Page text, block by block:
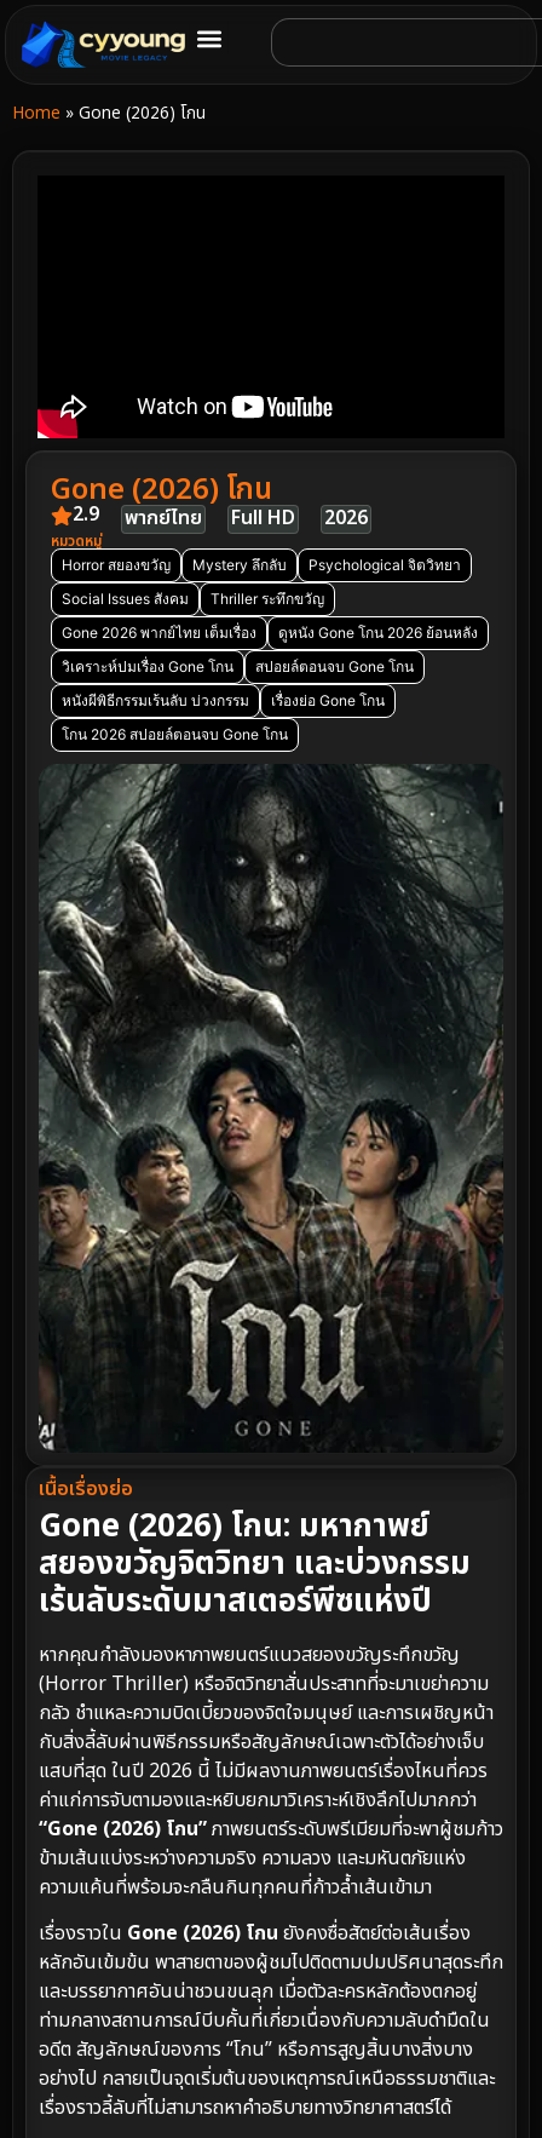
Home » Gone (2026) โกน
Gone (2026) โกน
2.9 พากย์ไทย Full HD 2026
หมวดหมู่
Horror สยองขวัญ Mystery ลึกลับ
Psychological จิตวิทยา
Social Issues สังคม
Thriller ระทึกขวัญ
Gone 2026 พากย์ไทย เต็มเรื่อง
ดูหนัง Gone โกน 2026 ย้อนหลัง
วิเคราะห์ปมเรื่อง Gone โกน
สปอยล์ตอนจบ Gone โกน
หนังผีพิธีกรรมเร้นลับ บ่วงกรรม
เรื่องย่อ Gone โกน
โกน 2026 สปอยล์ตอนจบ Gone โกน
เนื้อเรื่องย่อ
Gone (2026) โกน: มหากาพย์
สยองขวัญจิตวิทยา และบ่วงกรรม
เร้นลับระดับมาสเตอร์พีซแห่งปี
หากคุณกำลังมองหาภาพยนตร์แนวสยองขวัญระทึกขวัญ
(Horror Thriller) หรือจิตวิทยาสั่นประสาทที่จะมาเขย่าความ
กลัว ชำแหละความบิดเบี้ยวของจิตใจมนุษย์ และการเผชิญหน้า
กับสิ่งลี้ลับผ่านพิธีกรรมหรือสัญลักษณ์เฉพาะตัวได้อย่างเจ็บ
แสบที่สุด ในปี 2026 นี้ ไม่มีผลงานภาพยนตร์เรื่องไหนที่ควร
ค่าแก่การจับตามองและหยิบยกมาวิเคราะห์เชิงลึกไปมากกว่า
“Gone (2026) โกน”ภาพยนตร์ระดับพรีเมียมที่จะพาผู้ชมก้าว
ข้ามเส้นแบ่งระหว่างความจริง ความลวง และมหันตภัยแห่ง
ความแค้นที่พร้อมจะกลืนกินทุกคนที่ก้าวล้ำเส้นเข้ามา
เรื่องราวใน Gone (2026) โกน ยังคงซื่อสัตย์ต่อเส้นเรื่อง
หลักอันเข้มข้น พาสายตาของผู้ชมไปติดตามปมปริศนาสุดระทึก
และบรรยากาศอันน่าชวนขนลุก เมื่อตัวละครหลักต้องตกอยู่
ท่ามกลางสถานการณ์บีบคั้นที่เกี่ยวเนื่องกับความลับดำมืดใน
อดีต สัญลักษณ์ของการ “โกน” หรือการสูญสิ้นบางสิ่งบาง
อย่างไป กลายเป็นจุดเริ่มต้นของเหตุการณ์เหนือธรรมชาติและ
เรื่องราวลี้ลับที่ไม่สามารถหาคำอธิบายทางวิทยาศาสตร์ได้